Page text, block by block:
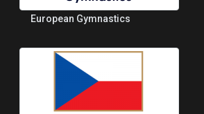
European Gymnastics